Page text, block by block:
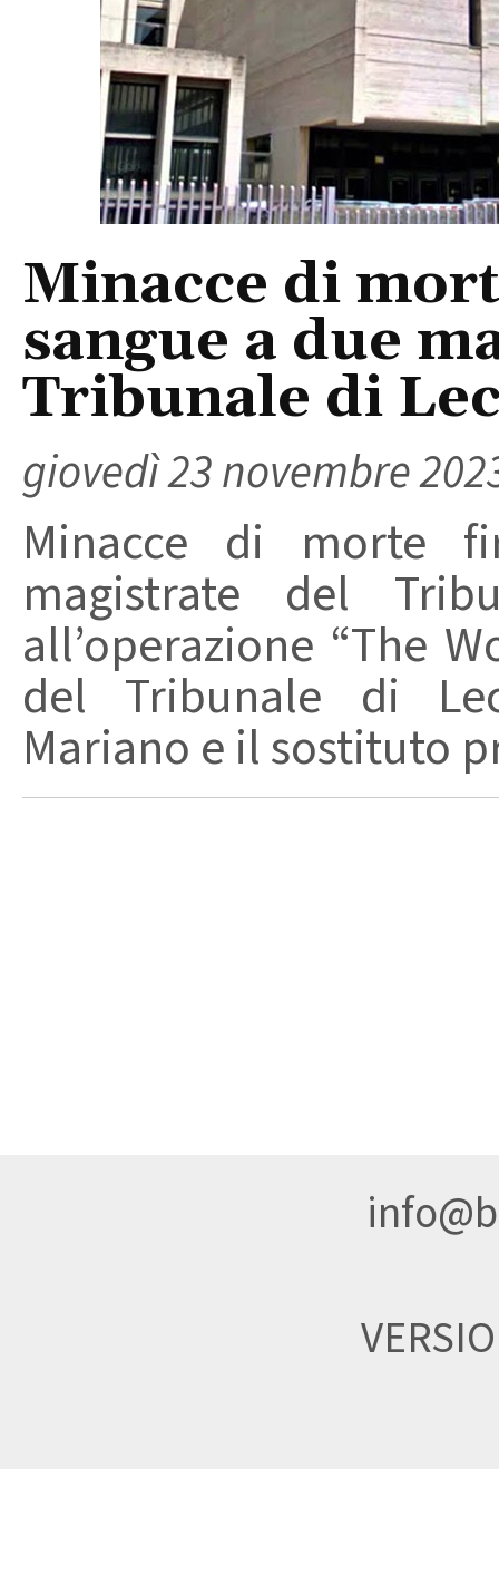
Minacce di
sangue a due
Tribunale di
giovedì 23 novembre
Minacce di morte
magistrate del
all’operazione “The
del Tribunale di
Mariano e il sostituto